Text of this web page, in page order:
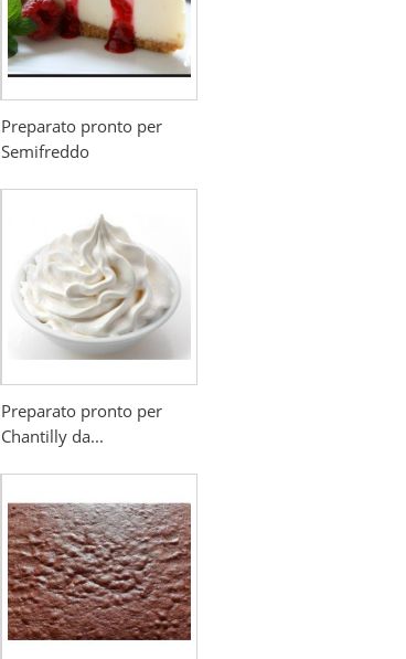
Preparato pronto per
Semifreddo
Preparato pronto per
Chantilly da...